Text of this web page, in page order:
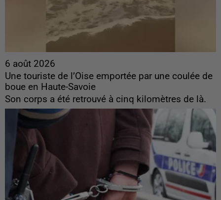
6 août 2026
Une touriste de l’Oise emportée par une coulée de
boue en Haute-Savoie
Son corps a été retrouvé à cinq kilomètres de là.